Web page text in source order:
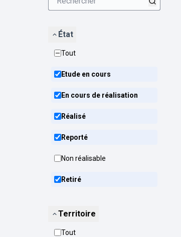
État
Tout
Etude en cours
En cours de réalisation
Réalisé
Reporté
Non réalisable
Retiré
Territoire
Tout